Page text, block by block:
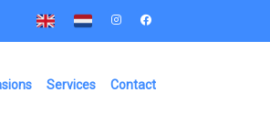
Services Contact